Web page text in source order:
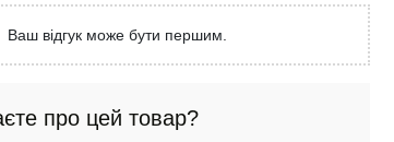
Ваш відгук може бути першим.
про цей товар?